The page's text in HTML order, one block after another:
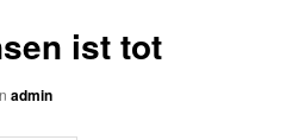
ist tot
admin